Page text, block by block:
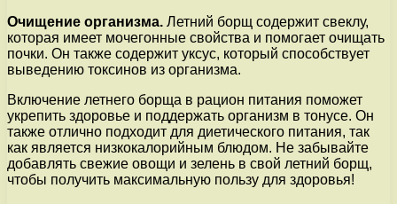
Очищение организма. Летний борщ содержит свеклу,
которая имеет мочегонные свойства и помогает очищать
почки. Он также содержит уксус, который способствует
выведению токсинов из организма.
Включение летнего борща в рацион питания поможет
укрепить здоровье и поддержать организм в тонусе. Он
также отлично подходит для диетического питания, так
как является низкокалорийным блюдом. Не забывайте
добавлять свежие овощи и зелень в свой летний борщ,
чтобы получить максимальную пользу для здоровья!